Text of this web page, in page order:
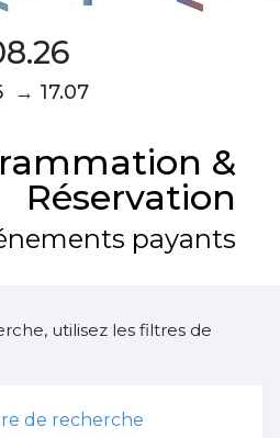
→ 17.07
&
Réservation
payants
utilisez les filtres de
de recherche